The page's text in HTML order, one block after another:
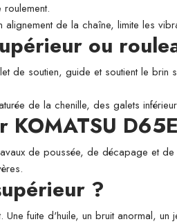
de la chaîne, limite les
ou
de soutien, guide et soutient le
de la chenille, des galets
de poussée, de décapage et
?
fuite d'huile, un bruit anormal,